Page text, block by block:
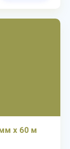
х 60 м